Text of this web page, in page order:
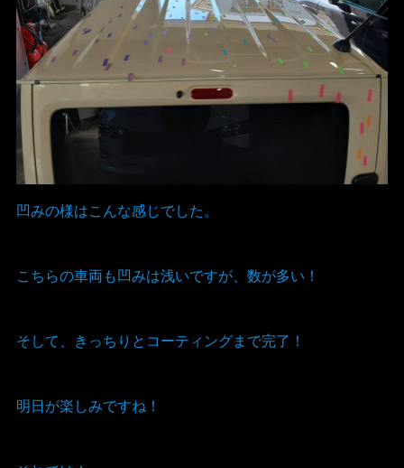
凹みの様はこんな感じでした。
こちらの車両も凹みは浅いですが、数が多い！
そして、きっちりとコーティングまで完了！
明日が楽しみですね！